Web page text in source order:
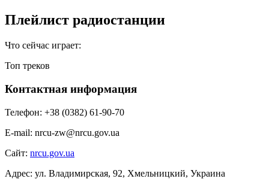
Плейлист радиостанции
Что сейчас играет:
Топ треков
Контактная информация
Телефон: +38 (0382) 61-90-70
E-mail: nrcu-zw@nrcu.gov.ua
Сайт: nrcu.gov.ua
Адрес: ул. Владимирская, 92, Хмельницкий, Украина